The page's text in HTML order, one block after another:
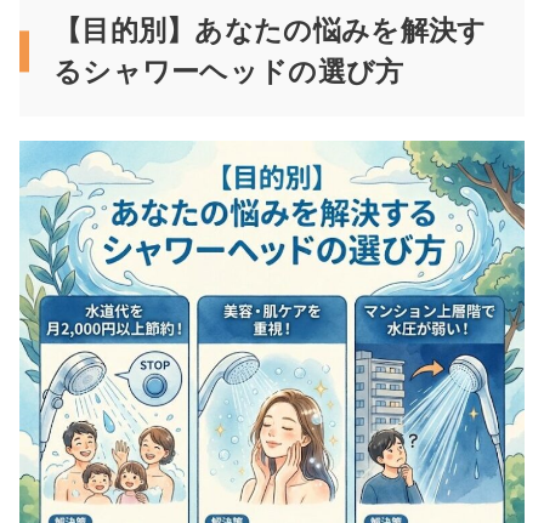
【目的別】あなたの悩みを解決す
るシャワーヘッドの選び方